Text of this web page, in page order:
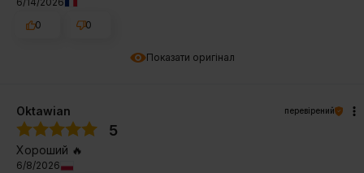
Показати оригінал
0
0
Oktawian перевірений
5
Хороший 🔥
6/8/2026